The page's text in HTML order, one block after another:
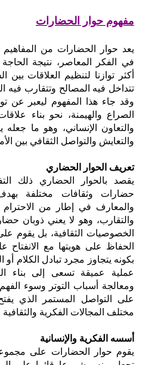
مفهوم حوار الحضارات
يعد حوار الحضارات من
في الفكر المعاصر، نتيجة الحاجة
أكثر توازنا لتنظيم العلاقات
تتداخل فيه المصالح وتتقارب
وقد جاء هذا المفهوم ليعبر عن
الصراع والهيمنة، نحو بناء
والتعاون الإنساني، وهو ما جعله
والتعايش والتواصل الثقافي بين
تعريف الحوار الحضاري
يقصد بالحوار الحضاري ذلك
حضارات وثقافات مختلفة
والمعارف في إطار من الاحترام
والتقارب، وهو لا يعني ذوبان
الخصوصيات الثقافية، بل يقوم
الحفاظ على هويتها مع الانفتاح
بكونه يتجاوز مجرد تبادل الكلام
عملية عميقة تسعى إلى بناء
ومعالجة أسباب التوتر وسوء
على التواصل المستمر الذي
مختلف المجالات الفكرية والثقافية
أسسه الفكرية والإنسانية
يقوم حوار الحضارات على